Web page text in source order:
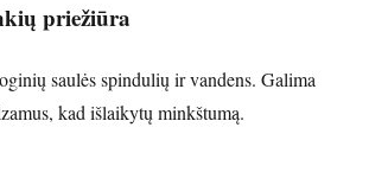
priežiūra
saulės spindulių ir vandens. Galima
kad išlaikytų minkštumą.